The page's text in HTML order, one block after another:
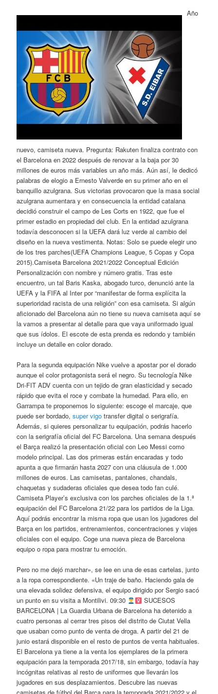
Año
nuevo, camiseta nueva. Pregunta: Rakuten finaliza contrato con
el Barcelona en 2022 después de renovar a la baja por 30
millones de euros más variables un año más. Aún así, le dedicó
palabras de elogio a Ernesto Valverde en su primer año en el
banquillo azulgrana. Sus victorias provocaron que la masa social
azulgrana aumentara y en consecuencia la entidad catalana
decidió construir el campo de Les Corts en 1922, que fue el
primer estadio en propiedad del club. En la entidad azulgrana
todavía desconocen si la UEFA dará luz verde al cambio del
diseño en la nueva vestimenta. Notas: Solo se puede elegir uno
de los tres parches(UEFA Champions League, 5 Copas y Copa
2015).Camiseta Barcelona 2021/2022 Conceptual Edición
Personalización con nombre y número gratis. Tras este
encuentro, un tal Baris Kaska, abogado turco, denunció ante la
UEFA y la FIFA al Inter por “manifestar de forma explícita la
superioridad racista de una religión” con esa camiseta. Si algún
aficionado del Barcelona aún no tiene su nueva camiseta aquí se
la vamos a presentar al detalle para que vaya uniformado igual
que sus ídolos. El escote de esta prenda es redondo y también
incluye un detalle en color dorado.
Para la segunda equipación Nike vuelve a apostar por el dorado
aunque el color protagonista será el negro. Su tecnología Nike
Dri-FIT ADV cuenta con un tejido de gran elasticidad y secado
rápido que evita el roce y combate la humedad. Para ello, en
Garrampa te proponemos lo siguiente: escoge el marcaje, que
puede ser bordado,super vigo transfer digital o serigrafía.
Además, si quieres personalizar tu equipación, podrás hacerlo
con la serigrafía oficial del FC Barcelona. Una semana después
el Barça realizó la presentación oficial con Leo Messi como
modelo principal. Las dos primeras están encaradas y todo
apunta a que firmarán hasta 2027 con una cláusula de 1.000
millones de euros. Las camisetas, pantalones, chandals,
chaquetas y sudaderas oficiales que desea todo fan culé.
Camiseta Player’s exclusiva con los parches oficiales de la 1.ª
equipación del FC Barcelona 21/22 para los partidos de la Liga.
Aquí podrás encontrar la misma ropa que usan los jugadores del
Barça en los partidos, entrenamientos, concentraciones y viajes
oficiales con el equipo. Coge una nueva pieza de Barcelona
equipo o ropa para mostrar tu emoción.
Pero no me dejó marchar», se lee en una de esas cartelas, junto
a la ropa correspondiente. «Un traje de baño. Haciendo gala de
una elevada solidez defensiva, el equipo dirigido por Sergio sacó
un punto en su visita a Montilivi. 09:30
SUCESOS
BARCELONA | La Guardia Urbana de Barcelona ha detenido a
cuatro personas al cerrar tres pisos del distrito de Ciutat Vella
que usaban como punto de venta de droga. A partir del 21 de
junio estará disponible en el resto de puntos de venta habituales.
El Barcelona ya tiene a la venta los ejemplares de la primera
equipación para la temporada 2017/18, sin embargo, todavía hay
incógnitas relativas al resto de uniformes que llevarán los
jugadores en sus desplazamientos. Descubre las nuevas